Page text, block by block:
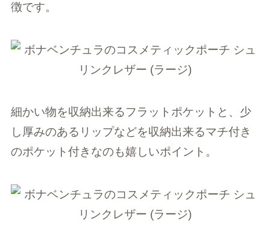
徴です。
細かい物を収納出来るフラットポケットと、少
し厚みのあるリップなどを収納出来るマチ付き
のポケット付きなのも嬉しいポイント。